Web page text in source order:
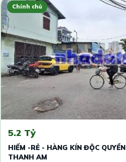
Chính chủ
5.2 Tỷ
HIẾM -RẺ - HÀNG KÍN ĐỘC
THANH AM